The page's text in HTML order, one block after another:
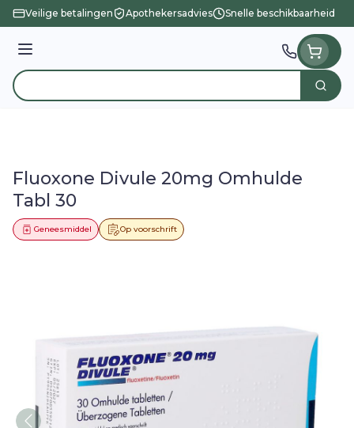
Ga naar de inhoud
Veilige betalingen Apothekersadvies Snelle beschikbaarheid
Menu
Product, merk, categorie... Zoek
Fluoxone Divule 20mg Omhulde
Tabl 30
Op voorschrift
Geneesmiddel